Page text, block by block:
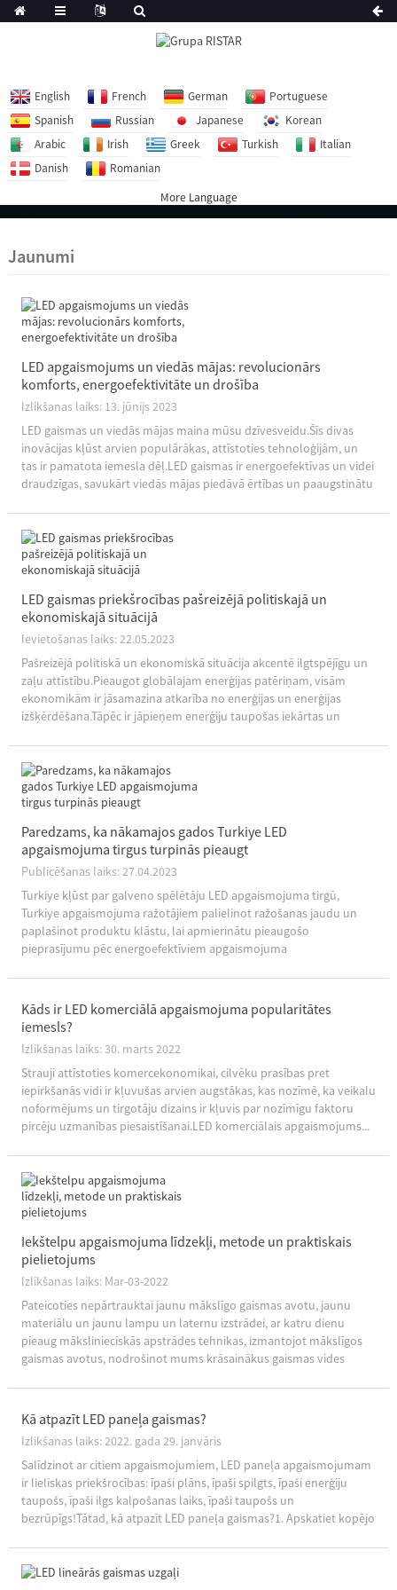
English French German
Portuguese
Spanish
Russian Japanese
Korean
Arabic
Irish Greek Turkish
Italian
Danish
Romanian
More Language
Jaunumi
LED apgaismojums un viedās mājas: revolucionārs
komforts, energoefektivitāte un drošība
Izlikšanas laiks: 13. jūnijs 2023
LED gaismas un viedās mājas maina mūsu dzīvesveidu.Šīs divas
inovācijas kļūst arvien populārākas, attīstoties tehnoloģijām, un
tas ir pamatota iemesla dēļ.LED gaismas ir energoefektīvas un videi
draudzīgas, savukārt viedās mājas piedāvā ērtības un paaugstinātu
LED gaismas priekšrocības pašreizējā politiskajā un
ekonomiskajā situācijā
Ievietošanas laiks: 22.05.2023
Pašreizējā politiskā un ekonomiskā situācija akcentē ilgtspējīgu un
zaļu attīstību.Pieaugot globālajam enerģijas patēriņam, visām
ekonomikām ir jāsamazina atkarība no enerģijas un enerģijas
izšķērdēšana.Tāpēc ir jāpieņem enerģiju taupošas iekārtas un
Paredzams, ka nākamajos gados Turkiye LED
apgaismojuma tirgus turpinās pieaugt
Publicēšanas laiks: 27.04.2023
Turkiye kļūst par galveno spēlētāju LED apgaismojuma tirgū,
Turkiye apgaismojuma ražotājiem palielinot ražošanas jaudu un
paplašinot produktu klāstu, lai apmierinātu pieaugošo
pieprasījumu pēc energoefektīviem apgaismojuma
...
Kāds ir LED komerciālā apgaismojuma popularitātes
iemesls?
Izlikšanas laiks: 30. marts 2022
Strauji attīstoties komercekonomikai, cilvēku prasības pret
iepirkšanās vidi ir kļuvušas arvien augstākas, kas nozīmē, ka veikalu
noformējums un tirgotāju dizains ir kļuvis par nozīmīgu faktoru
pircēju uzmanības piesaistīšanai.LED komerciālais apgaismojums...
Iekštelpu apgaismojuma līdzekļi, metode un praktiskais
pielietojums
Izlikšanas laiks: Mar-03-2022
Pateicoties nepārtrauktai jaunu mākslīgo gaismas avotu, jaunu
materiālu un jaunu lampu un laternu izstrādei, ar katru dienu
pieaug mākslinieciskās apstrādes tehnikas, izmantojot mākslīgos
gaismas avotus, nodrošinot mums krāsainākus gaismas vides
Kā atpazīt LED paneļa gaismas?
Izlikšanas laiks: 2022. gada 29. janvāris
Salīdzinot ar citiem apgaismojumiem, LED paneļa apgaismojumam
ir lieliskas priekšrocības: īpaši plāns, īpaši spilgts, īpaši enerģiju
taupošs, īpaši ilgs kalpošanas laiks, īpaši taupošs un
bezrūpīgs!Tātad, kā atpazīt LED paneļa gaismas?1. Apskatiet kopējo
nozīmē, ka t...